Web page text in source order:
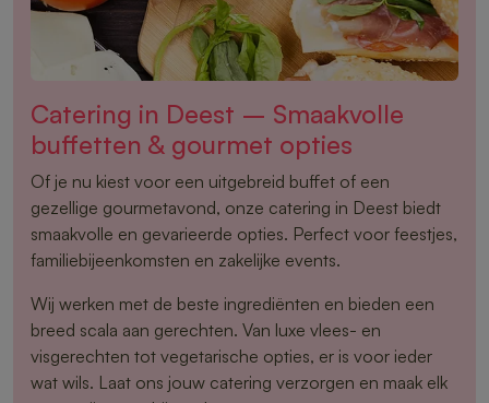
Catering in Deest – Smaakvolle
buffetten & gourmet opties
Of je nu kiest voor een uitgebreid buffet of een
gezellige gourmetavond, onze catering in Deest biedt
smaakvolle en gevarieerde opties. Perfect voor feestjes,
familiebijeenkomsten en zakelijke events.
Wij werken met de beste ingrediënten en bieden een
breed scala aan gerechten. Van luxe vlees- en
visgerechten tot vegetarische opties, er is voor ieder
wat wils. Laat ons jouw catering verzorgen en maak elk